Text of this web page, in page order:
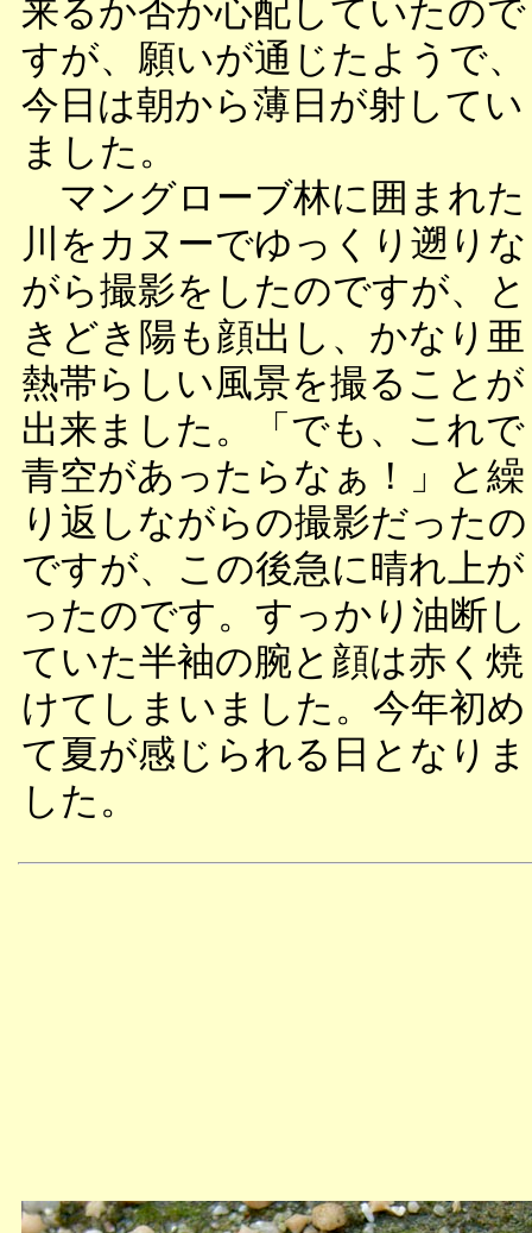
来るか否か心配していたので
すが、願いが通じたようで、
今日は朝から薄日が射してい
ました。
マングローブ林に囲まれた
川をカヌーでゆっくり遡りな
がら撮影をしたのですが、と
きどき陽も顔出し、かなり亜
熱帯らしい風景を撮ることが
出来ました。「でも、これで
青空があったらなぁ！」と繰
り返しながらの撮影だったの
ですが、この後急に晴れ上が
ったのです。すっかり油断し
ていた半袖の腕と顔は赤く焼
けてしまいました。今年初め
て夏が感じられる日となりま
した。